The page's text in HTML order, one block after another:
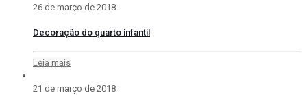
26 de março de 2018
Decoração do quarto infantil
Leia mais
21 de março de 2018